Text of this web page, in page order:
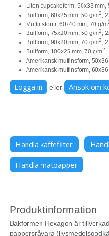
Liten cupcakeform, 50x33 mm,
Bullform, 60x25 mm, 50 g/m2
,
Muffinsform, 60x40 mm, 70 g/m
Bullform, 75x20 mm, 50 g/m2
,
Bullform, 90x20 mm, 70 g/m2
,
Bullform, 100x25 mm, 70 g/m2
Amerikansk muffinsform,
Amerikansk muffinsform,
Logga in eller Ansök om
Handla kaffefilter
Handla matpapper
Produktinformation
Bakformen Hexagon är
pappersråvara